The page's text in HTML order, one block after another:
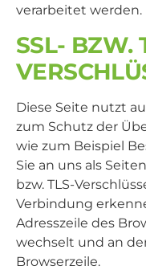
verarbeitet werden.
SSL- BZW.
Diese Seite nutzt
zum Schutz der
wie zum Beispiel
Sie an uns als
bzw. TLS-
Verbindung
Adresszeile des
wechselt und an
Browserzeile.